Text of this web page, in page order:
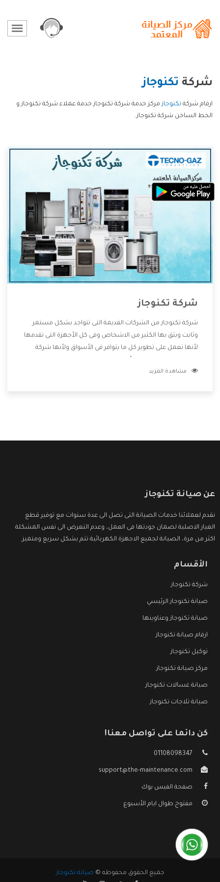
شركة تكنوجاز
ارقام شركة تكنوجازمركز خدمة شركة تكنوجاز خدمة عملاء شركة تكنوجاز و
الخط الساخن شركة تكنوجاز.
شركة تكنوجاز
شركة تكنوجاز من الشركات القديمة التى تتواجد بشكل مستمر
وثابت ويثق بها الكثير من الاشخاص وفى كل الأجهزة التى تقدمها
لأنها تعمل على تطوير كل ما يتوافر فى الأسواق ولأنها شركة
وتقدم للعملاء أقوى العروض والخصومات التى تسهل على
مشاهدة المزيد
عن صيانة تكنوجاز
نقدم لعملائنا خدمات الصيانة التى تصل الى عدة سنوات مع توفير قطع
الغيار الاصلية لضمان جودتها فى العمل، وعدم التعرض الى نفس المشكلة
اكثر من مرة، الصيانة لجميع الاجهزة الكهربائية تتم بشكل سريع ومتميز.
الأقسام
شركة تكنوجاز
صيانة تكنوجاز الرئيسي
صيانة تكنوجاز وعناوينها
ارقام صيانة تكنوجاز
توكيل تكنوجاز
مركز صيانة تكنوجاز
صيانة غسالات تكنوجاز
صيانة ثلاجات تكنوجاز
كن دائما على تواصل معنا!
01108098347
support@the-maintenance.com
صفحة الفيس بوك
مفتوح طوال ايام الأسبوع
جميع الحقوق محفوظه © صيانة تكنوجاز